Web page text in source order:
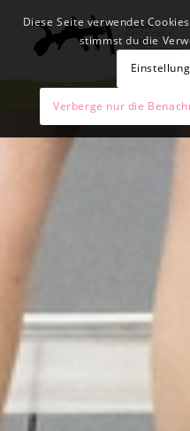
Diese Seite verwendet
stimmst du die
Verberge nur die